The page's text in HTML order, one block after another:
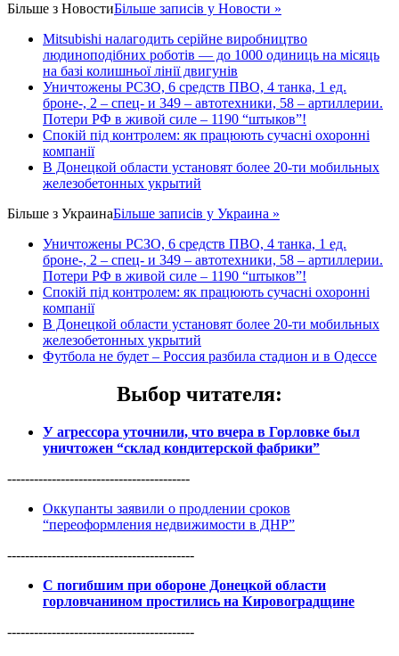
Більше з НовостиБільше записів у Новости »
Mitsubishi налагодить серійне виробництво
людиноподібних роботів — до 1000 одиниць на місяць
на базі колишньої лінії двигунів
Уничтожены РСЗО, 6 средств ПВО, 4 танка, 1 ед.
броне-, 2 – спец- и 349 – автотехники, 58 – артиллерии.
Потери РФ в живой силе – 1190 “штыков”!
Спокій під контролем: як працюють сучасні охоронні
компанії
В Донецкой области установят более 20-ти мобильных
железобетонных укрытий
Більше з УкраинаБільше записів у Украина »
Уничтожены РСЗО, 6 средств ПВО, 4 танка, 1 ед.
броне-, 2 – спец- и 349 – автотехники, 58 – артиллерии.
Потери РФ в живой силе – 1190 “штыков”!
Спокій під контролем: як працюють сучасні охоронні
компанії
В Донецкой области установят более 20-ти мобильных
железобетонных укрытий
Футбола не будет – Россия разбила стадион и в Одессе
Выбор читателя:
У агрессора уточнили, что вчера в Горловке был
уничтожен “склад кондитерской фабрики”
-----------------------------------------
Оккупанты заявили о продлении сроков
“переоформления недвижимости в ДНР”
------------------------------------------
С погибшим при обороне Донецкой области
горловчанином простились на Кировоградщине
------------------------------------------